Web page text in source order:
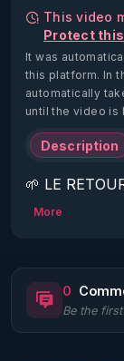
This video
Protect
It was
this platform. In
automatically
until the video is
Description
🌱 LE
2022)!
https://
🌱 LE
More
0
Be the